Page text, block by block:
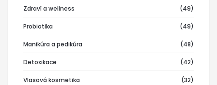
Zdraví a wellness (49)
Probiotika (49)
Manikúra a pedikúra (48)
Detoxikace (42)
Vlasová kosmetika (32)